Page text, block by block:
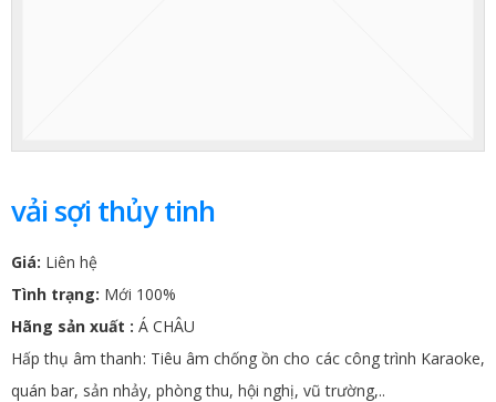
vải sợi thủy tinh
Giá: Liên hệ
Tình trạng: Mới 100%
Hãng sản xuất : Á CHÂU
Hấp thụ âm thanh: Tiêu âm chống ồn cho các công trình Karaoke,
quán bar, sản nhảy, phòng thu, hội nghị, vũ trường,..